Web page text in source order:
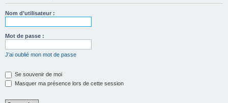
Nom d’utilisateur :
Mot de passe :
J’ai oublié mon mot de passe
Se souvenir de moi
Masquer ma présence lors de cette session